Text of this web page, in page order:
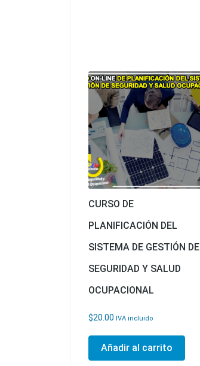
CURSO DE
PLANIFICACIÓN DEL
SISTEMA DE GESTIÓN DE
SEGURIDAD Y SALUD
OCUPACIONAL
$20.00 IVA incluido
Añadir al carrito